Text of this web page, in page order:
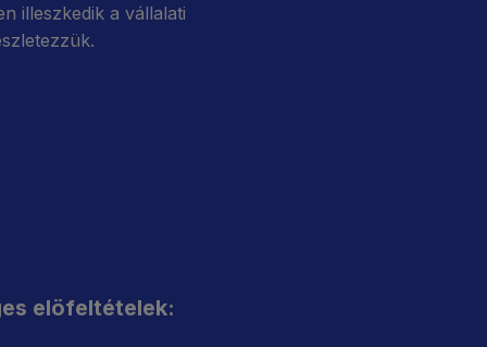
illeszkedik a vállalati
elöfeltételek: